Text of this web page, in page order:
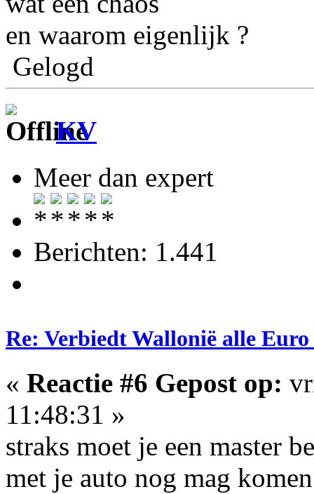
en waarom eigenlijk ?
Gelogd
KV
Meer dan expert
Berichten: 1.441
Re: Verbiedt Wallonië alle Euro
« Reactie #6 Gepost op:
11:48:31 »
straks moet je een master
met je auto nog mag